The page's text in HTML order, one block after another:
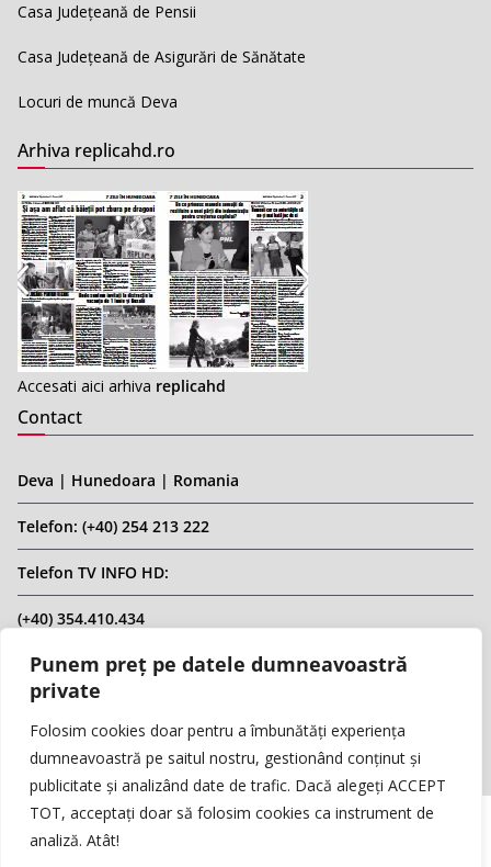
Punem preț pe datele dumneavoastră
private
Folosim cookies doar pentru a îmbunătăți experiența
dumneavoastră pe saitul nostru, gestionând conținut și
publicitate și analizând date de trafic. Dacă alegeți ACCEPT
TOT, acceptați doar să folosim cookies ca instrument de
analiză. Atât!
Casa Județeană de Pensii
Casa Județeană de Asigurări de Sănătate
Locuri de muncă Deva
Arhiva replicahd.ro
Accesati aici arhiva replicahd
Contact
Deva | Hunedoara | Romania
Telefon: (+40) 254 213 222
Telefon TV INFO HD:
(+40) 354.410.434
Email: infohd20@gmail.com
Website: www.replicahd.ro